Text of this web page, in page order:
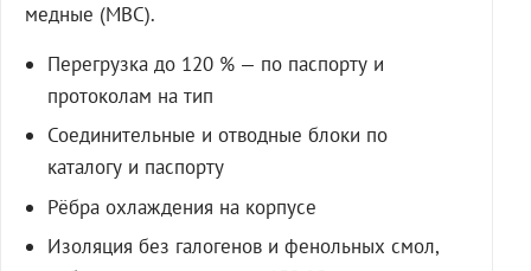
медные (МВС).
Перегрузка до 120 % — по паспорту и
протоколам на тип
Соединительные и отводные блоки по
каталогу и паспорту
Рёбра охлаждения на корпусе
Изоляция без галогенов и фенольных смол,